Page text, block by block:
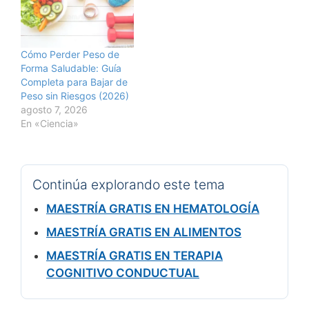
Cómo Perder Peso de
Forma Saludable: Guía
Completa para Bajar de
Peso sin Riesgos (2026)
agosto 7, 2026
En «Ciencia»
Continúa explorando este tema
MAESTRÍA GRATIS EN HEMATOLOGÍA
MAESTRÍA GRATIS EN ALIMENTOS
MAESTRÍA GRATIS EN TERAPIA
COGNITIVO CONDUCTUAL